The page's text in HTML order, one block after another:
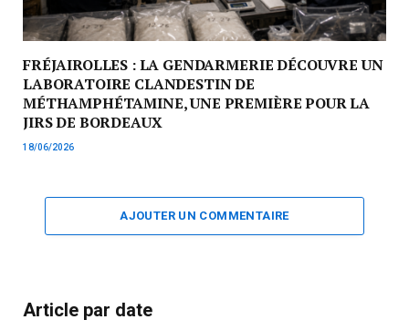
FRÉJAIROLLES : LA GENDARMERIE DÉCOUVRE UN
LABORATOIRE CLANDESTIN DE
MÉTHAMPHÉTAMINE, UNE PREMIÈRE POUR LA
JIRS DE BORDEAUX
18/06/2026
AJOUTER UN COMMENTAIRE
Article par date